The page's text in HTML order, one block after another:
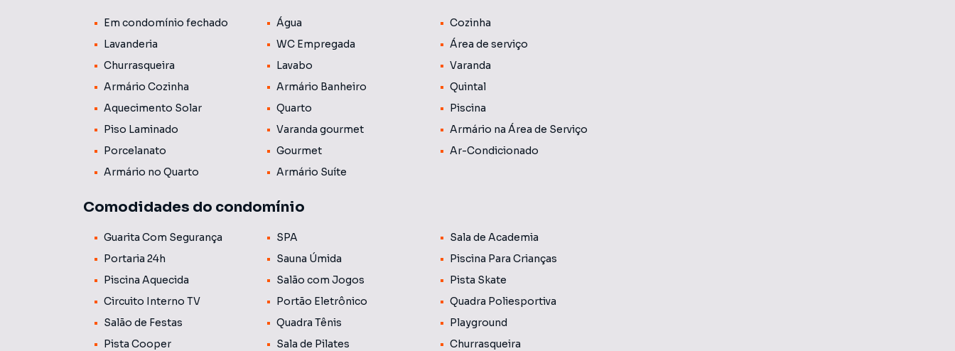
carroEm condomínio fechado Água
Cozinha
Lavanderia
WC Empregada
Área de serviço
Churrasqueira
Lavabo
Varanda
Armário Cozinha
Armário Banheiro
Quintal
Aquecimento Solar
Quarto
Piscina
Piso Laminado
Varanda gourmet
Armário na Área de Serviço
Porcelanato
Gourmet
Ar-Condicionado
Armário no Quarto
Armário Suíte
Comodidades do condomínio
Guarita Com Segurança SPA
Sala de Academia
Portaria 24h
Sauna Úmida
Piscina Para Crianças
Piscina Aquecida
Salão com Jogos
Pista Skate
Circuito Interno TV
Portão Eletrônico
Quadra Poliesportiva
Salão de Festas
Quadra Tênis
Playground
Pista Cooper
Sala de Pilates
Churrasqueira